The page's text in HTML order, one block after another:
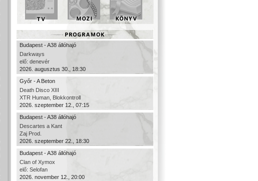
Budapest - A38 állóhajó
Darkways
elő: denevér
2026. augusztus 30., 18:30
Győr - A Beton
Death Disco XIII
XTR Human, Blokkontroll
2026. szeptember 12., 07:15
Budapest - A38 állóhajó
Descartes a Kant
Zaj Prod.
2026. szeptember 22., 18:30
Budapest - A38 állóhajó
Clan of Xymox
elő: Selofan
2026. november 12., 20:00